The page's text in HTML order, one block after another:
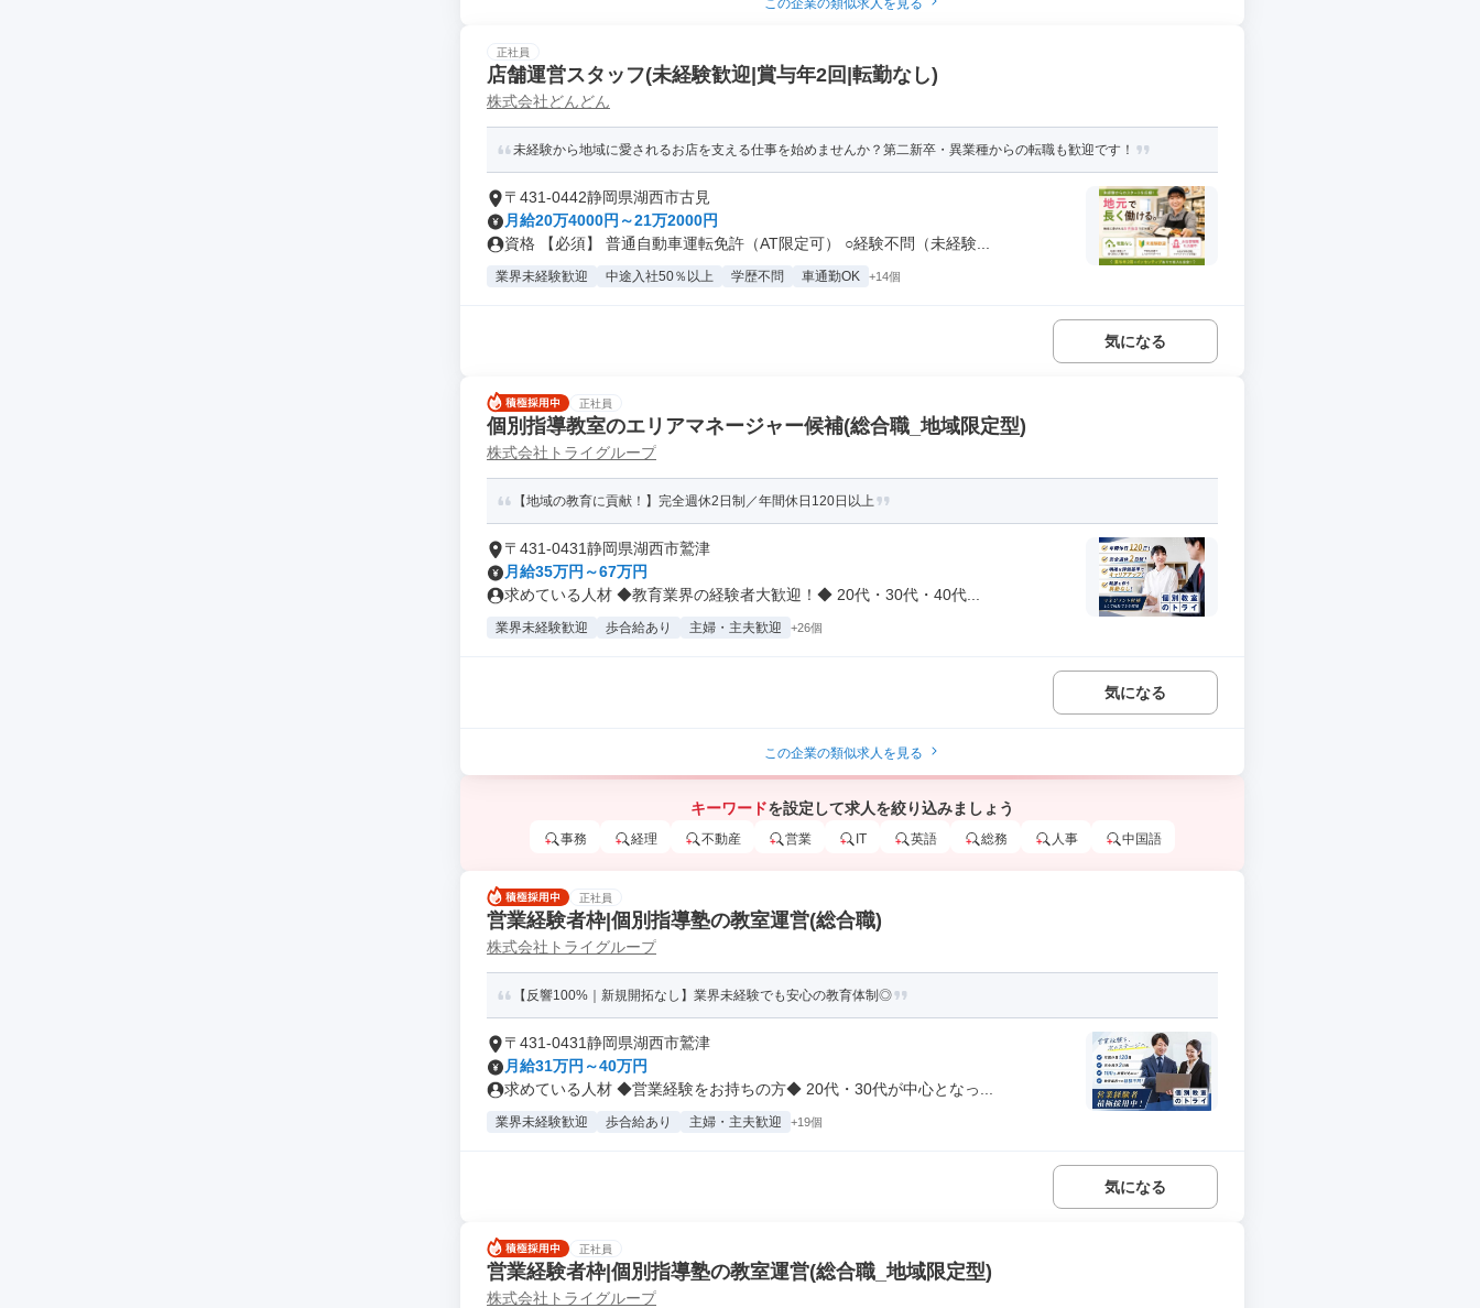
この企業の類似求人を見る
正社員
店舗運営スタッフ(未経験歓迎|賞与年2回|転勤なし)
株式会社どんどん
未経験から地域に愛されるお店を支える仕事を始めませんか？第二新卒・異業種からの転職も歓迎です！
〒431-0442静岡県湖西市古見
月給20万4000円～21万2000円
資格 【必須】 普通自動車運転免許（AT限定可） ○経験不問（未経験...
業界未経験歓迎 中途入社50％以上 学歴不問 車通勤OK +14個
気になる
正社員
個別指導教室のエリアマネージャー候補(総合職_地域限定型)
株式会社トライグループ
【地域の教育に貢献！】完全週休2日制／年間休日120日以上
〒431-0431静岡県湖西市鷲津
月給35万円～67万円
求めている人材 ◆教育業界の経験者大歓迎！◆ 20代・30代・40代...
業界未経験歓迎 歩合給あり 主婦・主夫歓迎 +26個
気になる
この企業の類似求人を見る
キーワードを設定して求人を絞り込みましょう
事務 経理 不動産 営業 IT 英語 総務 人事 中国語
正社員
営業経験者枠|個別指導塾の教室運営(総合職)
株式会社トライグループ
【反響100%｜新規開拓なし】業界未経験でも安心の教育体制◎
〒431-0431静岡県湖西市鷲津
月給31万円～40万円
求めている人材 ◆営業経験をお持ちの方◆ 20代・30代が中心となっ...
業界未経験歓迎 歩合給あり 主婦・主夫歓迎 +19個
気になる
正社員
営業経験者枠|個別指導塾の教室運営(総合職_地域限定型)
株式会社トライグループ